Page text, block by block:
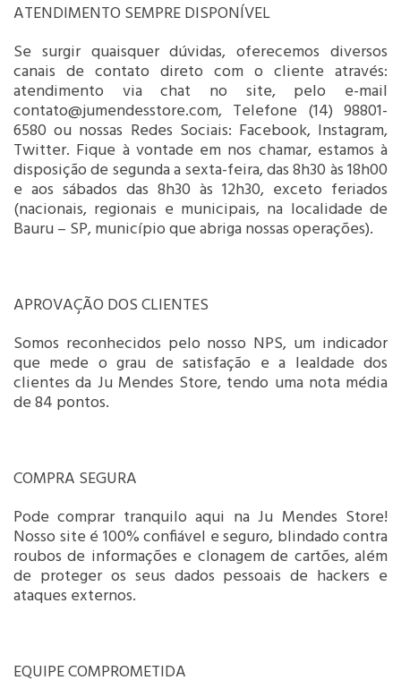
ATENDIMENTO SEMPRE DISPONÍVEL
Se surgir quaisquer dúvidas, oferecemos diversos
canais de contato direto com o cliente através:
atendimento via chat no site, pelo e-mail
contato@jumendesstore.com, Telefone (14) 98801-
6580 ou nossas Redes Sociais: Facebook, Instagram,
Twitter. Fique à vontade em nos chamar, estamos à
disposição de segunda a sexta-feira, das 8h30 às 18h00
e aos sábados das 8h30 às 12h30, exceto feriados
(nacionais, regionais e municipais, na localidade de
Bauru – SP, município que abriga nossas operações).
APROVAÇÃO DOS CLIENTES
Somos reconhecidos pelo nosso NPS, um indicador
que mede o grau de satisfação e a lealdade dos
clientes da Ju Mendes Store, tendo uma nota média
de 84 pontos.
COMPRA SEGURA
Pode comprar tranquilo aqui na Ju Mendes Store!
Nosso site é 100% confiável e seguro, blindado contra
roubos de informações e clonagem de cartões, além
de proteger os seus dados pessoais de hackers e
ataques externos.
EQUIPE COMPROMETIDA